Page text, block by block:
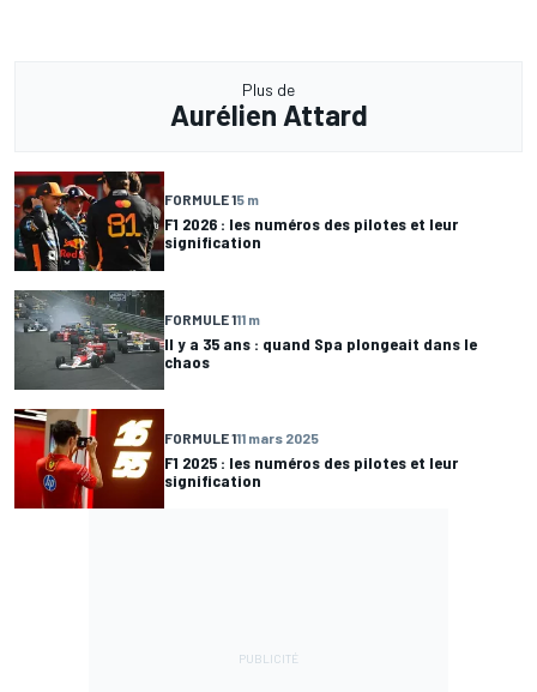
Plus de
Aurélien Attard
FORMULE 15 m
F1 2026 : les numéros des pilotes et leur
signification
FORMULE 111 m
Il y a 35 ans : quand Spa plongeait dans le
chaos
FORMULE 111 mars 2025
F1 2025 : les numéros des pilotes et leur
signification